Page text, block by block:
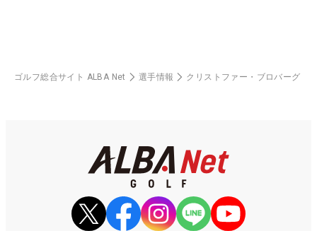
ゴルフ総合サイト ALBA Net 選手情報 クリストファー・ブロバーグ